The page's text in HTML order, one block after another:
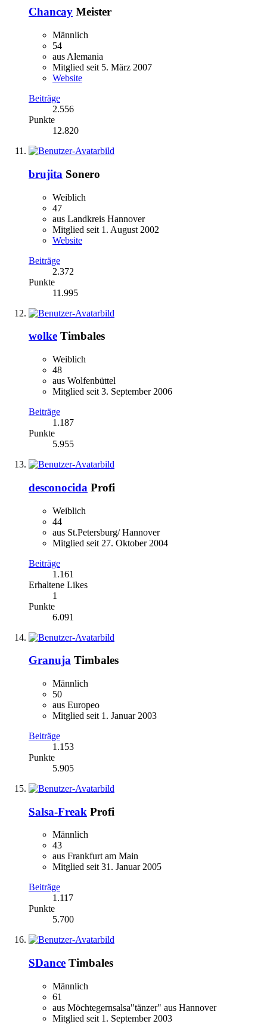
Chancay Meister
Männlich
54
aus Alemania
Mitglied seit 5. März 2007
Website
Beiträge
2.556
Punkte
12.820
brujita Sonero
Weiblich
47
aus Landkreis Hannover
Mitglied seit 1. August 2002
Website
Beiträge
2.372
Punkte
11.995
wolke Timbales
Weiblich
48
aus Wolfenbüttel
Mitglied seit 3. September 2006
Beiträge
1.187
Punkte
5.955
desconocida Profi
Weiblich
44
aus St.Petersburg/ Hannover
Mitglied seit 27. Oktober 2004
Beiträge
1.161
Erhaltene Likes
1
Punkte
6.091
Granuja Timbales
Männlich
50
aus Europeo
Mitglied seit 1. Januar 2003
Beiträge
1.153
Punkte
5.905
Salsa-Freak Profi
Männlich
43
aus Frankfurt am Main
Mitglied seit 31. Januar 2005
Beiträge
1.117
Punkte
5.700
SDance Timbales
Männlich
61
aus Möchtegernsalsa"tänzer" aus Hannover
Mitglied seit 1. September 2003